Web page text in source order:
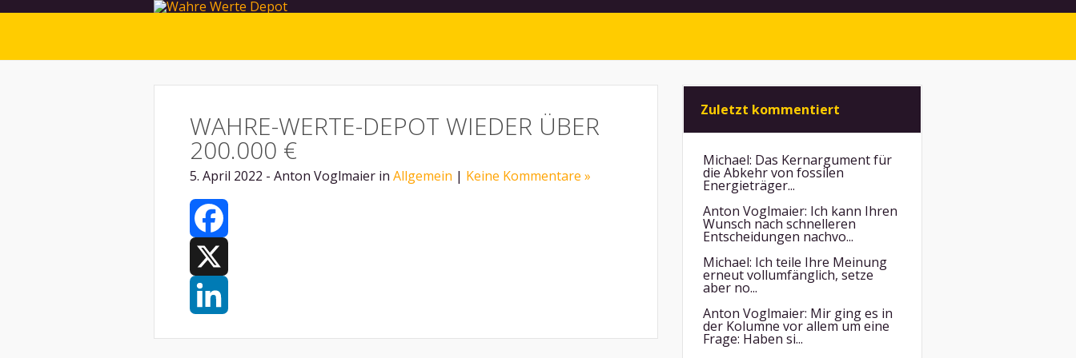
WAHRE-WERTE-DEPOT WIEDER ÜBER
200.000 €
5. April 2022 - Anton Voglmaier in Allgemein | Keine Kommentare »
Facebook
Zuletzt kommentiert
Michael: Das Kernargument für
die Abkehr von fossilen
Energieträger...
Anton Voglmaier: Ich kann Ihren
Wunsch nach schnelleren
Entscheidungen nachvo...
Michael: Ich teile Ihre Meinung
erneut vollumfänglich, setze
aber no...
Anton Voglmaier: Mir ging es in
der Kolumne vor allem um eine
Frage: Haben si...